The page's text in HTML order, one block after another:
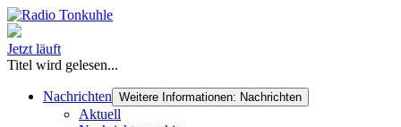
Jetzt läuft
Titel wird gelesen...
Nachrichten Weitere Informationen: Nachrichten
Aktuell